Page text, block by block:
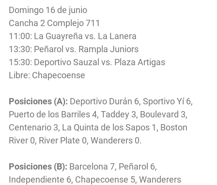
Domingo 16 de junio
Cancha 2 Complejo 711
11:00: La Guayreña vs. La Lanera
13:30: Peñarol vs. Rampla Juniors
15:30: Deportivo Sauzal vs. Plaza Artigas
Libre: Chapecoense
Posiciones (A): Deportivo Durán 6, Sportivo Yí 6,
Puerto de los Barriles 4, Taddey 3, Boulevard 3,
Centenario 3, La Quinta de los Sapos 1, Boston
River 0, River Plate 0, Wanderers 0.
Posiciones (B): Barcelona 7, Peñarol 6,
Independiente 6, Chapecoense 5, Wanderers